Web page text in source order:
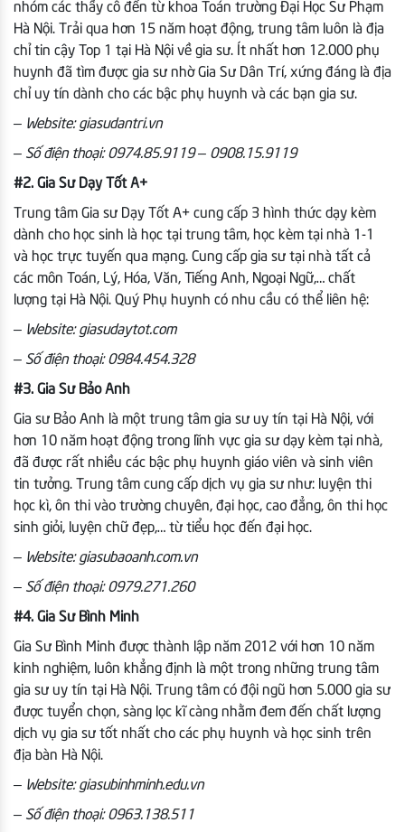
nhóm các thầy cô đến từ khoa Toán trường Đại Học Sư Phạm
Hà Nội. Trải qua hơn 15 năm hoạt động, trung tâm luôn là địa
chỉ tin cậy Top 1 tại Hà Nội về gia sư. Ít nhất hơn 12.000 phụ
huynh đã tìm được gia sư nhờ Gia Sư Dân Trí, xứng đáng là địa
chỉ uy tín dành cho các bậc phụ huynh và các bạn gia sư.
– Website: giasudantri.vn
– Số điện thoại: 0974.85.9119 – 0908.15.9119
#2. Gia Sư Dạy Tốt A+
Trung tâm Gia sư Dạy Tốt A+ cung cấp 3 hình thức dạy kèm
dành cho học sinh là học tại trung tâm, học kèm tại nhà 1-1
và học trực tuyến qua mạng. Cung cấp gia sư tại nhà tất cả
các môn Toán, Lý, Hóa, Văn, Tiếng Anh, Ngoại Ngữ,… chất
lượng tại Hà Nội. Quý Phụ huynh có nhu cầu có thể liên hệ:
– Website: giasudaytot.com
– Số điện thoại: 0984.454.328
#3. Gia Sư Bảo Anh
Gia sư Bảo Anh là một trung tâm gia sư uy tín tại Hà Nội, với
hơn 10 năm hoạt động trong lĩnh vực gia sư dạy kèm tại nhà,
đã được rất nhiều các bậc phụ huynh giáo viên và sinh viên
tin tưởng. Trung tâm cung cấp dịch vụ gia sư như: luyện thi
học kì, ôn thi vào trường chuyên, đại học, cao đẳng, ôn thi học
sinh giỏi, luyện chữ đẹp,… từ tiểu học đến đại học.
– Website: giasubaoanh.com.vn
– Số điện thoại: 0979.271.260
#4. Gia Sư Bình Minh
Gia Sư Bình Minh được thành lập năm 2012 với hơn 10 năm
kinh nghiệm, luôn khẳng định là một trong những trung tâm
gia sư uy tín tại Hà Nội. Trung tâm có đội ngũ hơn 5.000 gia sư
được tuyển chọn, sàng lọc kĩ càng nhằm đem đến chất lượng
dịch vụ gia sư tốt nhất cho các phụ huynh và học sinh trên
địa bàn Hà Nội.
– Website: giasubinhminh.edu.vn
– Số điện thoại: 0963.138.511